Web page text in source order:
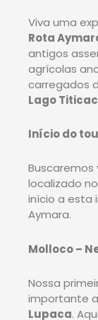
Viva uma
Rota
antigos
agrícolas
carregados
Lago
Início do
Buscaremos
localizado
início a esta
Aymara.
Molloco –
Nossa
importante
Lupaca.